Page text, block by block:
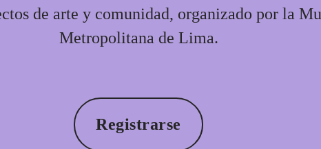
de arte y comunidad, organizado por la
Metropolitana de Lima.
Registrarse